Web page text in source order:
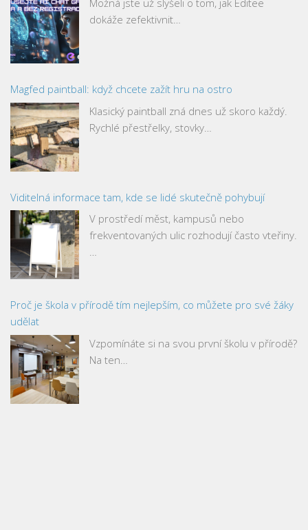
Možná jste už slyšeli o tom, jak Editee
dokáže zefektivnit…
Magfed paintball: když chcete zažít hru na ostro
Klasický paintball zná dnes už skoro každý.
Rychlé přestřelky, stovky…
Viditelná informace tam, kde se lidé skutečně pohybují
V prostředí měst, kampusů nebo
frekventovaných ulic rozhodují často vteřiny.
…
Proč je škola v přírodě tím nejlepším, co můžete pro své žáky
udělat
Vzpomínáte si na svou první školu v přírodě?
Na ten…